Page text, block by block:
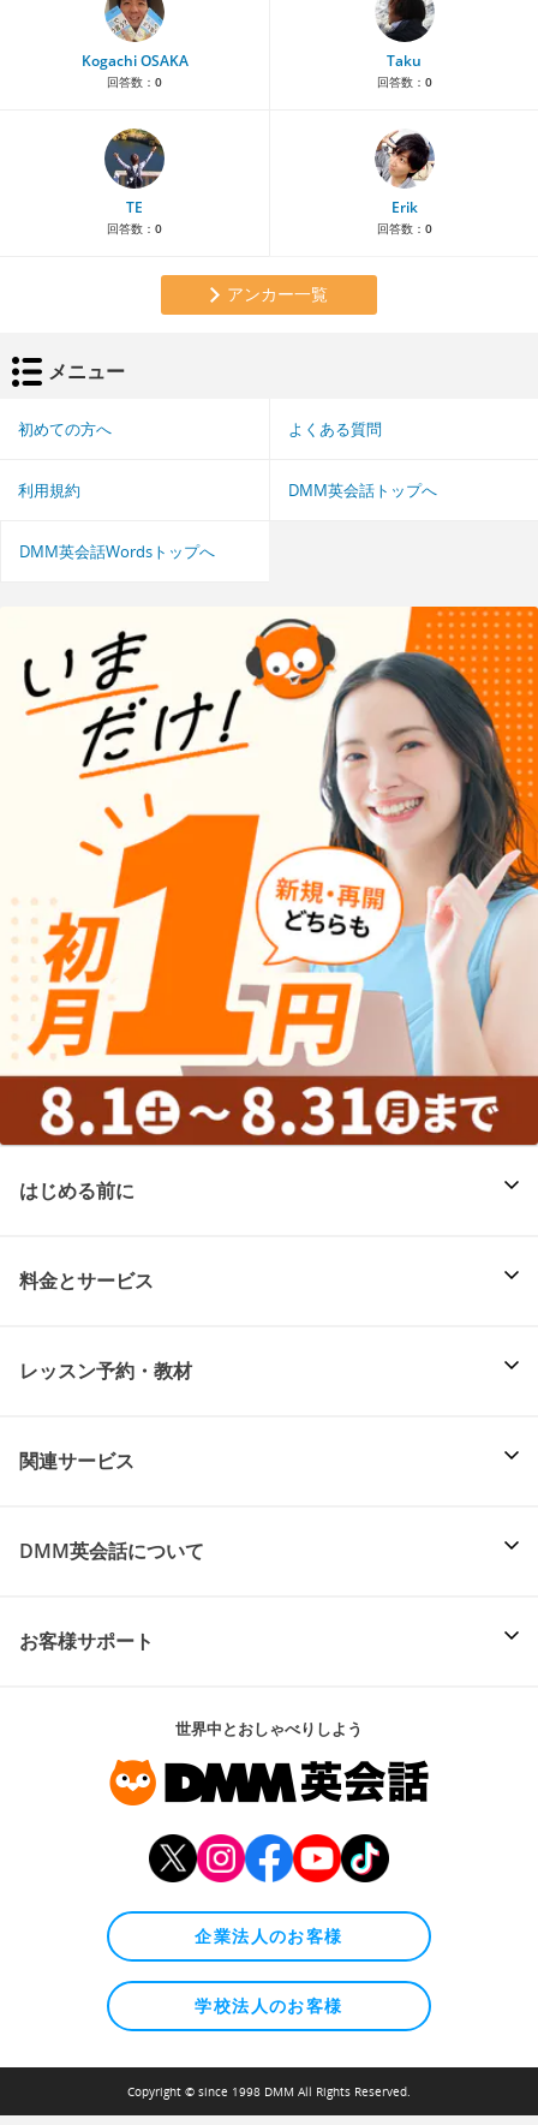
Kogachi OSAKA
回答数： 0
Taku
回答数： 0
TE
回答数： 0
Erik
回答数： 0
アンカー一覧
メニュー
初めての方へ よくある質問
利用規約 DMM英会話トップへ
DMM英会話Wordsトップへ
はじめる前に
料金とサービス
レッスン予約・教材
関連サービス
DMM英会話について
お客様サポート
世界中とおしゃべりしよう
企業法人のお客様
学校法人のお客様
Copyright © since 1998 DMM All Rights Reserved.